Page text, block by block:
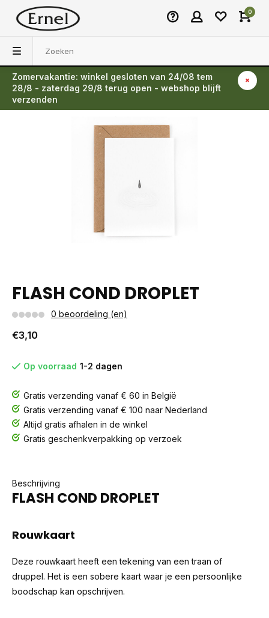
0
Zomervakantie: winkel gesloten van 24/08 tem
28/8 - zaterdag 29/8 terug open - webshop blijft
verzenden
Terug
FLASH COND DROPLET
0 beoordeling (en)
€3,10
Op voorraad 1-2 dagen
Gratis verzending vanaf € 60 in België
Gratis verzending vanaf € 100 naar Nederland
Altijd gratis afhalen in de winkel
Gratis geschenkverpakking op verzoek
Beschrijving
FLASH COND DROPLET
Rouwkaart
Deze rouwkaart heeft een tekening van een traan of
druppel. Het is een sobere kaart waar je een persoonlijke
boodschap kan opschrijven.